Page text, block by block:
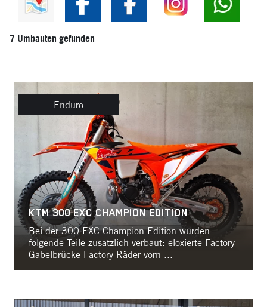
7 Umbauten gefunden
Enduro
KTM 300 EXC CHAMPION EDITION
Bei der 300 EXC Champion Edition wurden
folgende Teile zusätzlich verbaut: eloxierte Factory
Gabelbrücke Factory Räder vorn ...